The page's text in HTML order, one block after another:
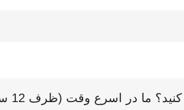
وقت (ظرف 12 ساعت) پاسخ خواهیم داد